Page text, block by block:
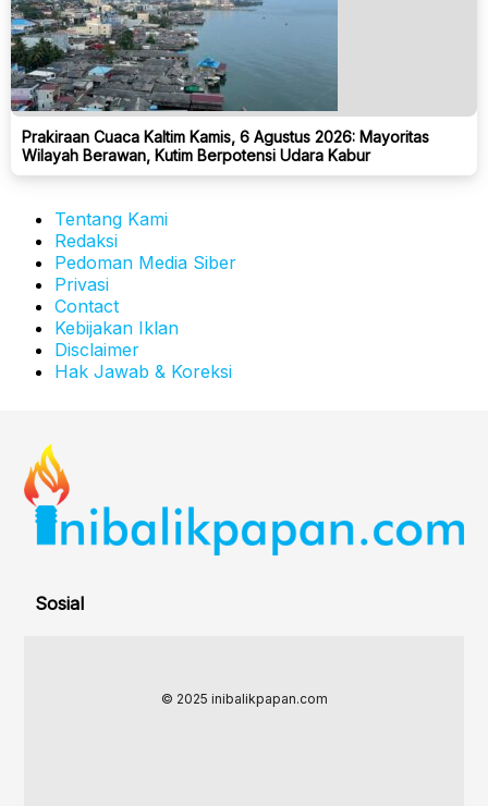
Prakiraan Cuaca Kaltim Kamis, 6 Agustus 2026: Mayoritas
Wilayah Berawan, Kutim Berpotensi Udara Kabur
Tentang Kami
Redaksi
Pedoman Media Siber
Privasi
Contact
Kebijakan Iklan
Disclaimer
Hak Jawab & Koreksi
Sosial
© 2025 inibalikpapan.com